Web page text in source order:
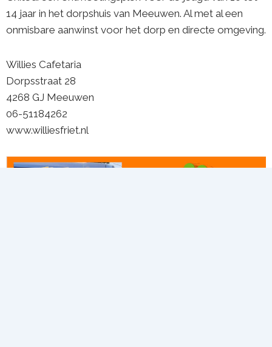
14 jaar in het dorpshuis van Meeuwen. Al met al een
onmisbare aanwinst voor het dorp en directe omgeving.
Willies Cafetaria
Dorpsstraat 28
4268 GJ Meeuwen
06-51184262
www.williesfriet.nl